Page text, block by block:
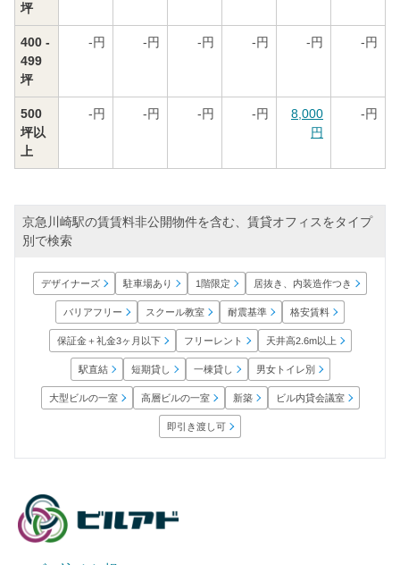
坪
400 -
499
坪
-円 -円 -円 -円 -円 -円
500
坪以
上
-円 -円 -円 -円
8,000
円
-円
京急川崎駅の賃賃料非公開物件を含む、賃貸オフィスをタイプ
別で検索
デザイナーズ 駐車場あり 1階限定 居抜き、内装造作つき
バリアフリー スクール教室 耐震基準 格安賃料
保証金＋礼金3ヶ月以下 フリーレント 天井高2.6m以上
駅直結 短期貸し 一棟貸し 男女トイレ別
大型ビルの一室 高層ビルの一室 新築 ビル内貸会議室
即引き渡し可